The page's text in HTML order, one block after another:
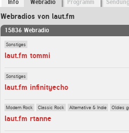
Info Webradio Programm
Webradios von laut.fm
15836 Webradio
Sonstiges
laut.fm tommi
Sonstiges
laut.fm infinityecho
Modern Rock Classic Rock Alternative & Indie Oldies
laut.fm rtanne